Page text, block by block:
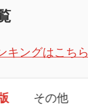
キングはこちら
その他